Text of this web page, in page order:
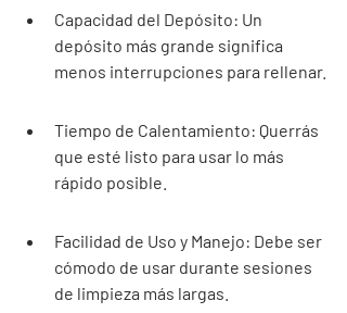
Capacidad del Depósito: Un
depósito más grande significa
menos interrupciones para rellenar.
Tiempo de Calentamiento: Querrás
que esté listo para usar lo más
rápido posible.
Facilidad de Uso y Manejo: Debe ser
cómodo de usar durante sesiones
de limpieza más largas.